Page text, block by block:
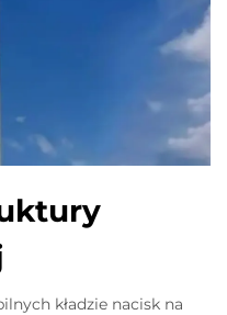
kładzie nacisk na